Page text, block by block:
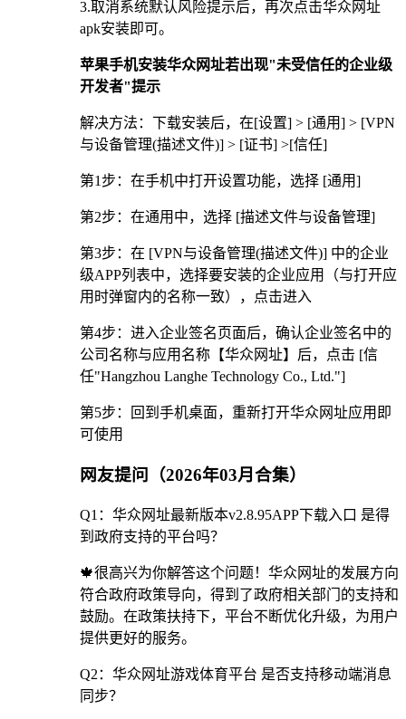
3.取消系统默认风险提示后，再次点击华众网址
apk安装即可。
苹果手机安装华众网址若出现"未受信任的企业级
开发者"提示
解决方法：下载安装后，在[设置] > [通用] > [VPN
与设备管理(描述文件)] > [证书] >[信任]
第1步：在手机中打开设置功能，选择 [通用]
第2步：在通用中，选择 [描述文件与设备管理]
第3步：在 [VPN与设备管理(描述文件)] 中的企业
级APP列表中，选择要安装的企业应用（与打开应
用时弹窗内的名称一致），点击进入
第4步：进入企业签名页面后，确认企业签名中的
公司名称与应用名称【华众网址】后，点击 [信
任"Hangzhou Langhe Technology Co., Ltd."]
第5步：回到手机桌面，重新打开华众网址应用即
可使用
网友提问（2026年03月合集）
Q1：华众网址最新版本v2.8.95APP下载入口 是得
到政府支持的平台吗？
🍁很高兴为你解答这个问题！华众网址的发展方向
符合政府政策导向，得到了政府相关部门的支持和
鼓励。在政策扶持下，平台不断优化升级，为用户
提供更好的服务。
Q2：华众网址游戏体育平台 是否支持移动端消息
同步？